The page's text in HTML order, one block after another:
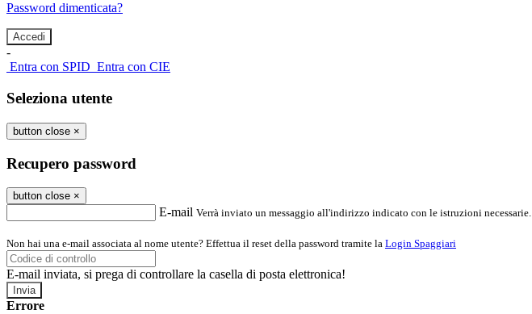
Password dimenticata?
-
Entra con SPID Entra con CIE
Seleziona utente
button close ×
Recupero password
button close ×
E-mail Verrà inviato un messaggio all'indirizzo indicato con le istruzioni necessarie.
Non hai una e-mail associata al nome utente? Effettua il reset della password tramite la Login Spaggiari
E-mail inviata, si prega di controllare la casella di posta elettronica!
Errore